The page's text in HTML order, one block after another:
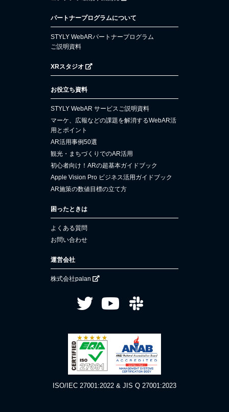
パートナープログラムについて
STYLY WebARパートナープログラム
ご説明資料
XRスタジオ
お役立ち資料
STYLY WebAR サービスご説明資料
マーケ、広報などの課題を解消するWebAR活
用とポイント
AR活用事例50選
観光・まちづくりでのAR活用
初心者向け！ARの超基本ガイドブック
Apple Vision Pro ビジネス活用ガイドブック
AR施策の数値目標の立て方
困ったときは
よくある質問
お問い合わせ
運営会社
株式会社palan
ISO/IEC 27001:2022 & JIS Q 27001:2023